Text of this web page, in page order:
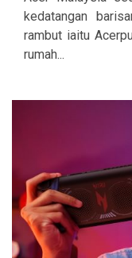
kedatangan
rambut iaitu
rumah...